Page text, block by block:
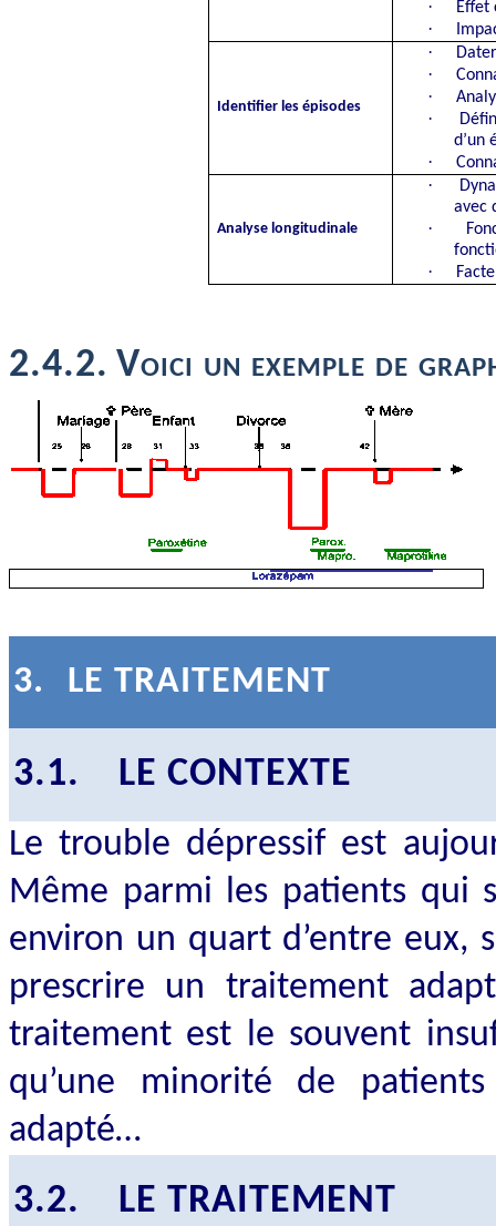
· Effet
·
Identifier les épisodes
·
·
·
·
d’un
·
Analyse longitudinale
·
avec
·
·
2.4.2. Voici un exemple de
3. LE TRAITEMENT
3.1. LE CONTEXTE
Le trouble dépressif est
Même parmi les patients qui
environ un quart d’entre eux,
prescrire un traitement
traitement est le souvent
qu’une minorité de
adapté…
3.2.
LE TRAITEMENT